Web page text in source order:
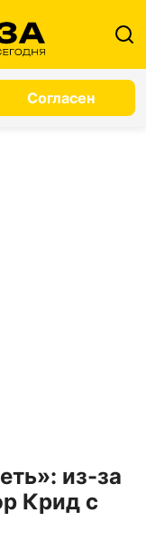
Согласен
из-за
Крид с